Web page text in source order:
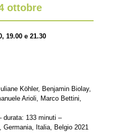
ottobre
19.00 e 21.30
Köhler, Benjamin Biolay,
Arioli, Marco Bettini,
durata: 133 minuti –
Germania, Italia, Belgio 2021